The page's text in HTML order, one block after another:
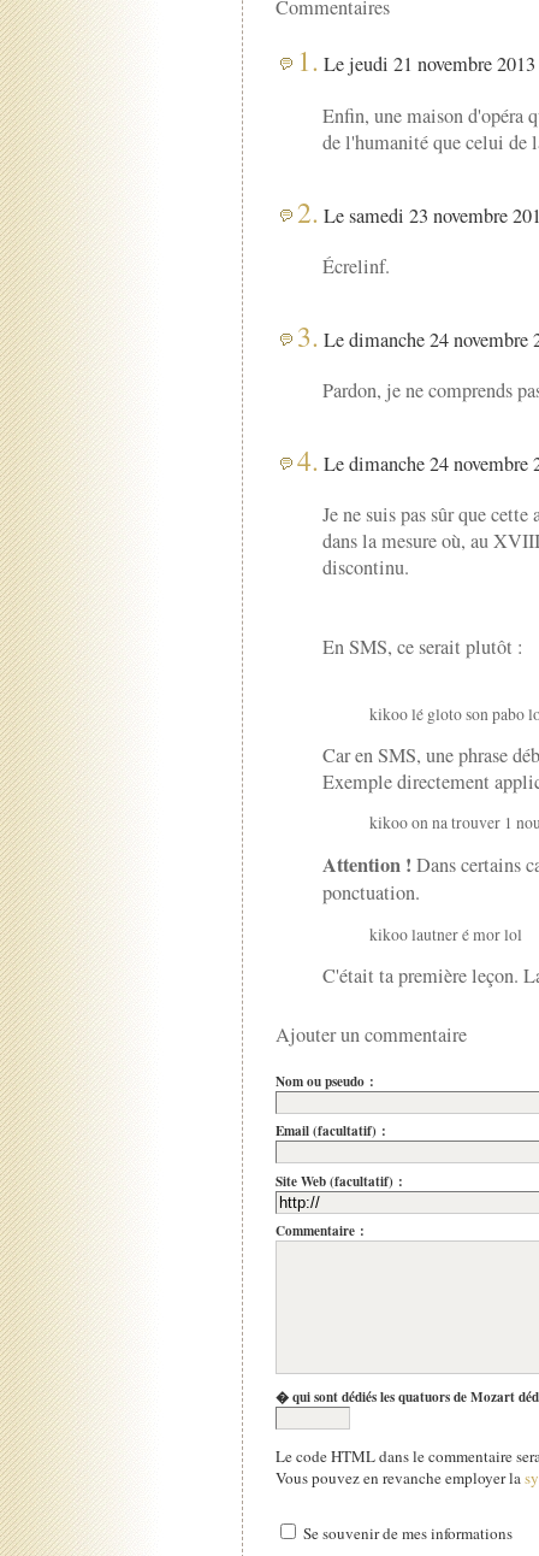
Commentaires
1. Le jeudi 21 novembre
Enfin, une maison d'opéra
de l'humanité que celui de
2. Le samedi 23 novembre
Écrelinf.
3. Le dimanche 24 novembre
Pardon, je ne comprends
4. Le dimanche 24 novembre
Je ne suis pas sûr que
dans la mesure où, au
discontinu.
En SMS, ce serait plutôt :
kikoo lé gloto son pabo
Car en SMS, une phrase
Exemple directement
kikoo on na trouver 1
Attention ! Dans certains
ponctuation.
kikoo lautner é mor lol
C'était ta première leçon.
Ajouter un commentaire
Nom ou pseudo :
Email (facultatif) :
Site Web (facultatif) :
Commentaire :
� qui sont dédiés les quatuors de Mozart
Le code HTML dans le commentaire
Vous pouvez en revanche employer la
Se souvenir de mes informations